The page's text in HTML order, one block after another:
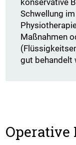
Schwellung
Maßnahmen
gut behandelt
Operative